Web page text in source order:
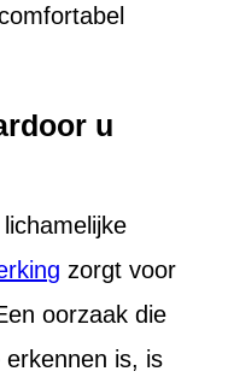
u
zorgt voor
oorzaak die
is, is